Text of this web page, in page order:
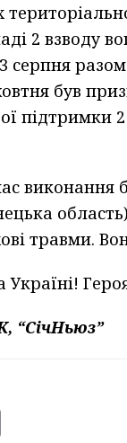
2 взводу
серпня
був
підтримки
виконання
травми.